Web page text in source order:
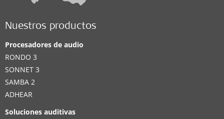
Nuestros productos
Procesadores de audio
RONDO 3
SONNET 3
SAMBA 2
ADHEAR
Soluciones auditivas